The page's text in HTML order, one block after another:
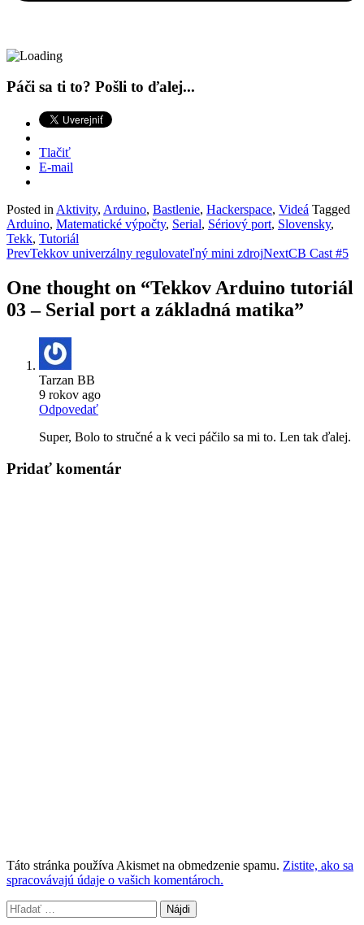
Páči sa ti to? Pošli to ďalej...
Tlačiť
E-mail
Posted in Aktivity, Arduino, Bastlenie, Hackerspace, Videá Tagged
Arduino, Matematické výpočty, Serial, Sériový port, Slovensky,
Tekk, Tutoriál
Post
navigation
PrevTekkov univerzálny regulovateľný mini zdrojNextCB Cast #5
One thought on “Tekkov Arduino tutoriál
03 – Serial port a základná matika”
Tarzan BB
9 rokov ago
Odpovedať
Super, Bolo to stručné a k veci páčilo sa mi to. Len tak ďalej.
Pridať komentár
Táto stránka používa Akismet na obmedzenie spamu. Zistite, ako sa
spracovávajú údaje o vašich komentároch.
Hľadať: